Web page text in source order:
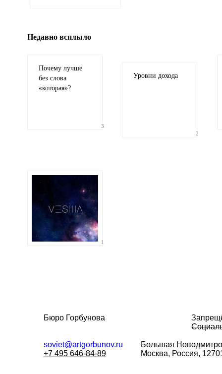
Недавно всплыло
Почему лучше
без слова
«которая»?
3
Уровни дохода
2
1
Бюро Горбунова
soviet@artgorbunov.ru
+7 495 646-84-89
Большая
Москва, Россия,